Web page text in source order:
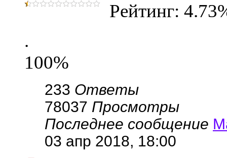
Рейтинг:
.
100%
233 Ответы
78037 Просмотры
Последнее сообщение
03 апр 2018, 18:00